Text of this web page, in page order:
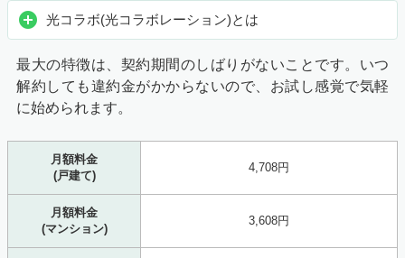
光コラボ(光コラボレーション)とは
最大の特徴は、契約期間のしばりがないことです。いつ
解約しても違約金がかからないので、お試し感覚で気軽
に始められます。
月額料金
(戸建て)
4,708円
月額料金
(マンション)
3,608円